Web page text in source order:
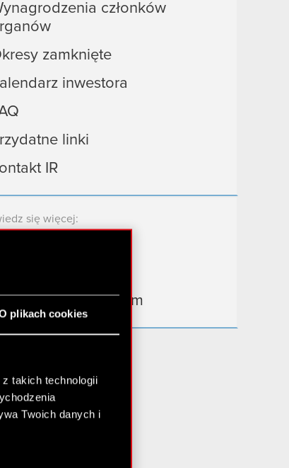
plikach cookies
takich technologii
Twoich danych i
członków
zamknięte
inwestora
linki
IR
się więcej: